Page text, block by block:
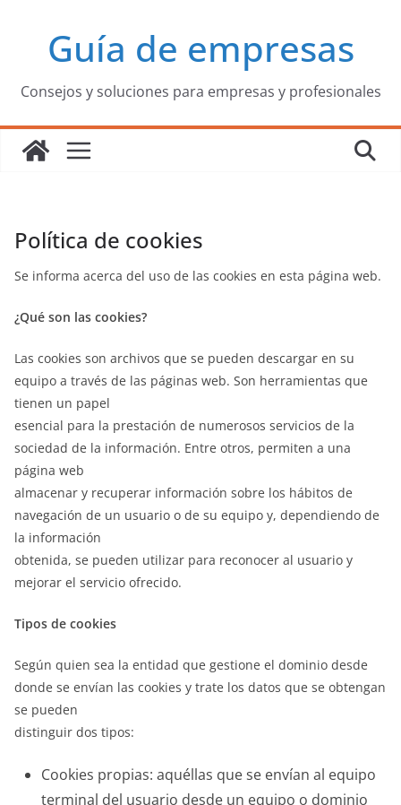
contenidoGuía de empresas
Consejos y soluciones para empresas y profesionales
Política de cookies
Se informa acerca del uso de las cookies en esta página web.
¿Qué son las cookies?
Las cookies son archivos que se pueden descargar en su
equipo a través de las páginas web. Son herramientas que
tienen un papel
esencial para la prestación de numerosos servicios de la
sociedad de la información. Entre otros, permiten a una
página web
almacenar y recuperar información sobre los hábitos de
navegación de un usuario o de su equipo y, dependiendo de
la información
obtenida, se pueden utilizar para reconocer al usuario y
mejorar el servicio ofrecido.
Tipos de cookies
Según quien sea la entidad que gestione el dominio desde
donde se envían las cookies y trate los datos que se obtengan
se pueden
distinguir dos tipos:
Cookies propias: aquéllas que se envían al equipo
terminal del usuario desde un equipo o dominio